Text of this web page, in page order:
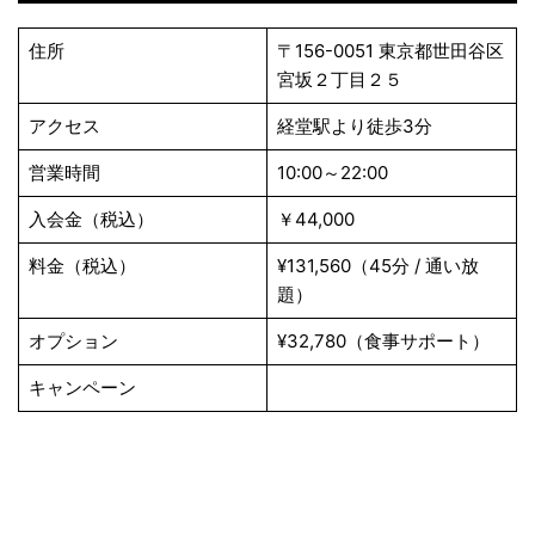
住所
〒156-0051 東京都世田谷区
宮坂２丁目２５
アクセス 経堂駅より徒歩3分
営業時間 10:00～22:00
入会金（税込） ￥44,000
料金（税込）
¥131,560（45分 / 通い放
題）
オプション ¥32,780（食事サポート）
キャンペーン